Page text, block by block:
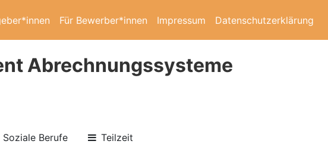
Für Bewerber*innen Impressum Datenschutzerklärung
Abrechnungssysteme
Berufe Teilzeit